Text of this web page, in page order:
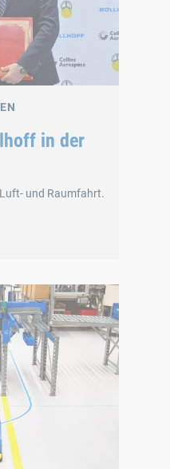
in der
und Raumfahrt.